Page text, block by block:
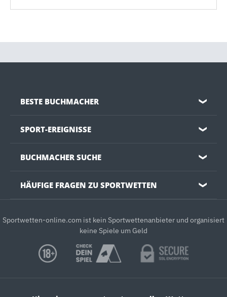
BESTE BUCHMACHER ❯
SPORT-EREIGNISSE ❯
BUCHMACHER SUCHE ❯
HÄUFIGE FRAGEN ZU SPORTWETTEN ❯
Sportwetten-online.com ist kein Sportwettenanbieter und organisiert
keine Spiele um Geld